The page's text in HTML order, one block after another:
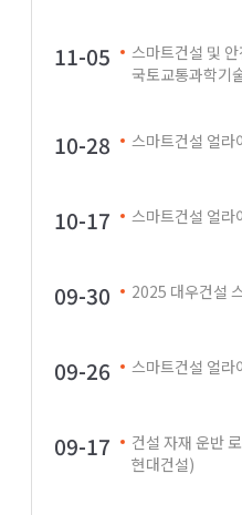
11-05
스마트건설 및
국토교통과학기
10-28 스마트건설 얼라
10-17 스마트건설 얼라
09-30 2025 대우건설
09-26 스마트건설 얼라
09-17
건설 자재 운반
현대건설)